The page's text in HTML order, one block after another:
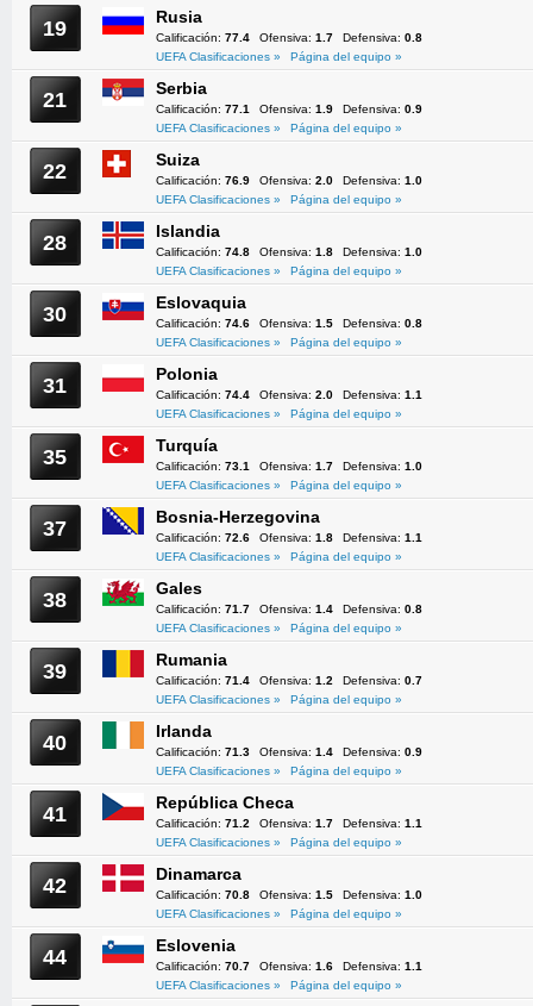
19 Rusia
Calificación: 77.4 Ofensiva: 1.7 Defensiva: 0.8
UEFA Clasificaciones »
Página del equipo »
21 Serbia
Calificación: 77.1 Ofensiva: 1.9 Defensiva: 0.9
UEFA Clasificaciones »
Página del equipo »
22 Suiza
Calificación: 76.9 Ofensiva: 2.0 Defensiva: 1.0
UEFA Clasificaciones »
Página del equipo »
28 Islandia
Calificación: 74.8 Ofensiva: 1.8 Defensiva: 1.0
UEFA Clasificaciones »
Página del equipo »
30 Eslovaquia
Calificación: 74.6 Ofensiva: 1.5 Defensiva: 0.8
UEFA Clasificaciones »
Página del equipo »
31 Polonia
Calificación: 74.4 Ofensiva: 2.0 Defensiva: 1.1
UEFA Clasificaciones »
Página del equipo »
35 Turquía
Calificación: 73.1 Ofensiva: 1.7 Defensiva: 1.0
UEFA Clasificaciones »
Página del equipo »
37 Bosnia-Herzegovina
Calificación: 72.6 Ofensiva: 1.8 Defensiva: 1.1
UEFA Clasificaciones »
Página del equipo »
38 Gales
Calificación: 71.7 Ofensiva: 1.4 Defensiva: 0.8
UEFA Clasificaciones »
Página del equipo »
39 Rumania
Calificación: 71.4 Ofensiva: 1.2 Defensiva: 0.7
UEFA Clasificaciones »
Página del equipo »
40 Irlanda
Calificación: 71.3 Ofensiva: 1.4 Defensiva: 0.9
UEFA Clasificaciones »
Página del equipo »
41 República Checa
Calificación: 71.2 Ofensiva: 1.7 Defensiva: 1.1
UEFA Clasificaciones »
Página del equipo »
42 Dinamarca
Calificación: 70.8 Ofensiva: 1.5 Defensiva: 1.0
UEFA Clasificaciones »
Página del equipo »
44 Eslovenia
Calificación: 70.7 Ofensiva: 1.6 Defensiva: 1.1
UEFA Clasificaciones »
Página del equipo »